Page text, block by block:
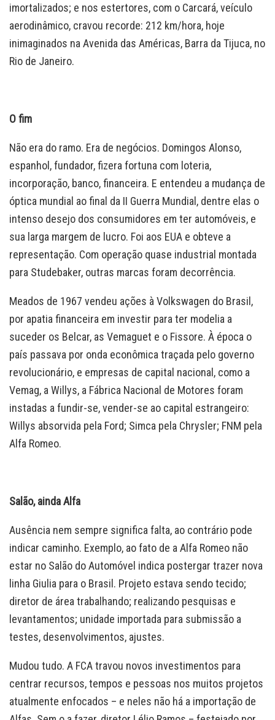
imortalizados; e nos estertores, com o Carcará, veículo
aerodinâmico, cravou recorde: 212 km/hora, hoje
inimaginados na Avenida das Américas, Barra da Tijuca, no
Rio de Janeiro.
O fim
Não era do ramo. Era de negócios. Domingos Alonso,
espanhol, fundador, fizera fortuna com loteria,
incorporação, banco, financeira. E entendeu a mudança de
óptica mundial ao final da II Guerra Mundial, dentre elas o
intenso desejo dos consumidores em ter automóveis, e
sua larga margem de lucro. Foi aos EUA e obteve a
representação. Com operação quase industrial montada
para Studebaker, outras marcas foram decorrência.
Meados de 1967 vendeu ações à Volkswagen do Brasil,
por apatia financeira em investir para ter modelia a
suceder os Belcar, as Vemaguet e o Fissore. À época o
país passava por onda econômica traçada pelo governo
revolucionário, e empresas de capital nacional, como a
Vemag, a Willys, a Fábrica Nacional de Motores foram
instadas a fundir-se, vender-se ao capital estrangeiro:
Willys absorvida pela Ford; Simca pela Chrysler; FNM pela
Alfa Romeo.
Salão, ainda Alfa
Ausência nem sempre significa falta, ao contrário pode
indicar caminho. Exemplo, ao fato de a Alfa Romeo não
estar no Salão do Automóvel indica postergar trazer nova
linha Giulia para o Brasil. Projeto estava sendo tecido;
diretor de área trabalhando; realizando pesquisas e
levantamentos; unidade importada para submissão a
testes, desenvolvimentos, ajustes.
Mudou tudo. A FCA travou novos investimentos para
centrar recursos, tempos e pessoas nos muitos projetos
atualmente enfocados – e neles não há a importação de